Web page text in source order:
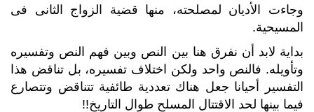
وجاءت الأديان لمصلحته، منها قضية الزواج الثانى فى
المسيحية.
بداية لابد أن نفرق هنا بين النص وبين فهم النص وتفسيره
وتأويله. فالنص واحد ولكن اختلاف تفسيره، بل تناقض هذا
التفسير أحيانا جعل هناك تعددية طائفية تتناقض وتتصارع
فيما بينها لحد الاقتتال المسلح طوال التاريخ!!